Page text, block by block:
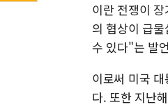
이란 전쟁이
의 협상이 급
수 있다"는 발
이로써 미국
다. 또한 지난